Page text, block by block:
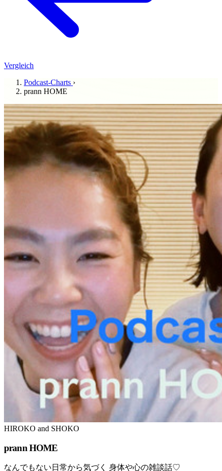
Vergleich
Podcast-Charts ›
prann HOME
HIROKO and SHOKO
prann HOME
なんでもない日常から気づく 身体や心の雑談話♡